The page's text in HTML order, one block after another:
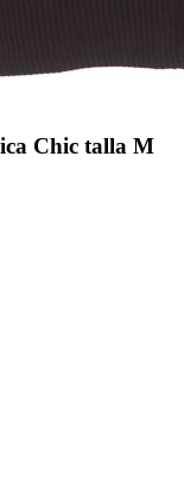
Chic talla M